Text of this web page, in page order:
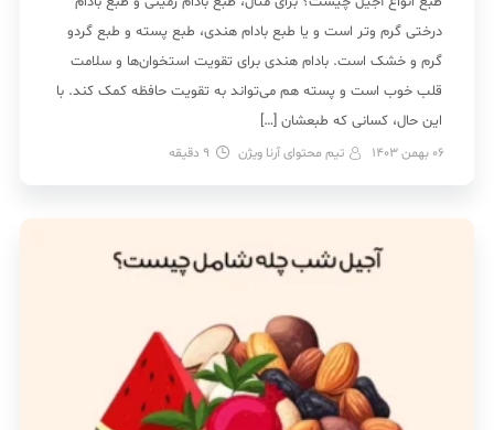
درختی گرم و‌تر است و یا طبع بادام هندی، طبع پسته و طبع گردو
گرم و خشک است. بادام هندی برای تقویت استخوان‌ها و سلامت
قلب خوب است و پسته هم می‌تواند به تقویت حافظه کمک کند. با
این حال، کسانی که طبعشان […]
06 بهمن 1403 تیم محتوای آرنا ویژن 9 دقیقه